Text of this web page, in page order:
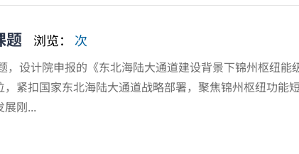
题 浏览： 次
设计院申报的《东北海陆大通道建设背景下锦州枢
紧扣国家东北海陆大通道战略部署，聚焦锦州枢纽功
展刚...